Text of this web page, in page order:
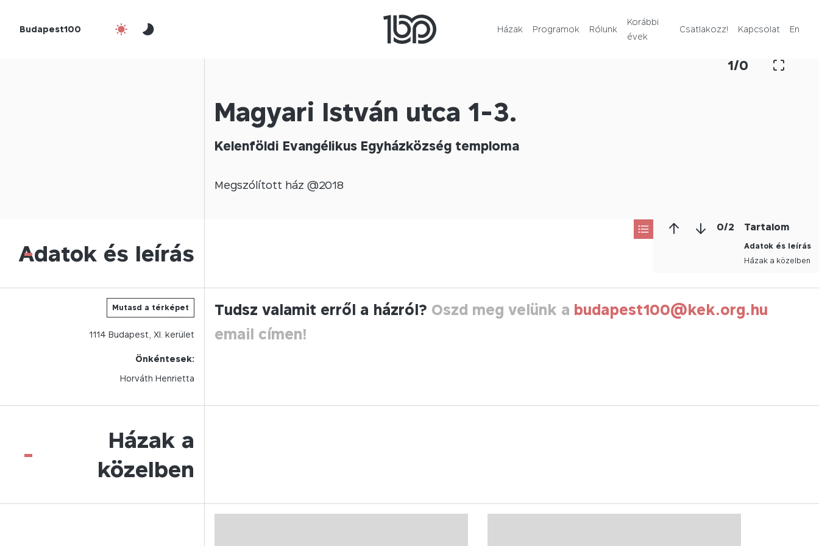
Budapest100 Házak Programok Rólunk
Korábbi
évek
Csatlakozz! Kapcsolat En
1/0
Magyari István utca 1-3.
Kelenföldi Evangélikus Egyházközség temploma
Megszólított ház @2018
0/2 Tartalom
Adatok és leírás
Házak a közelben
Adatok és leírás
-
Mutasd a térképet
1114 Budapest, XI. kerület
Önkéntesek:
Horváth Henrietta
Tudsz valamit erről a házról? Oszd meg velünk a budapest100@kek.org.hu
email címen!
Házak a
közelben
-